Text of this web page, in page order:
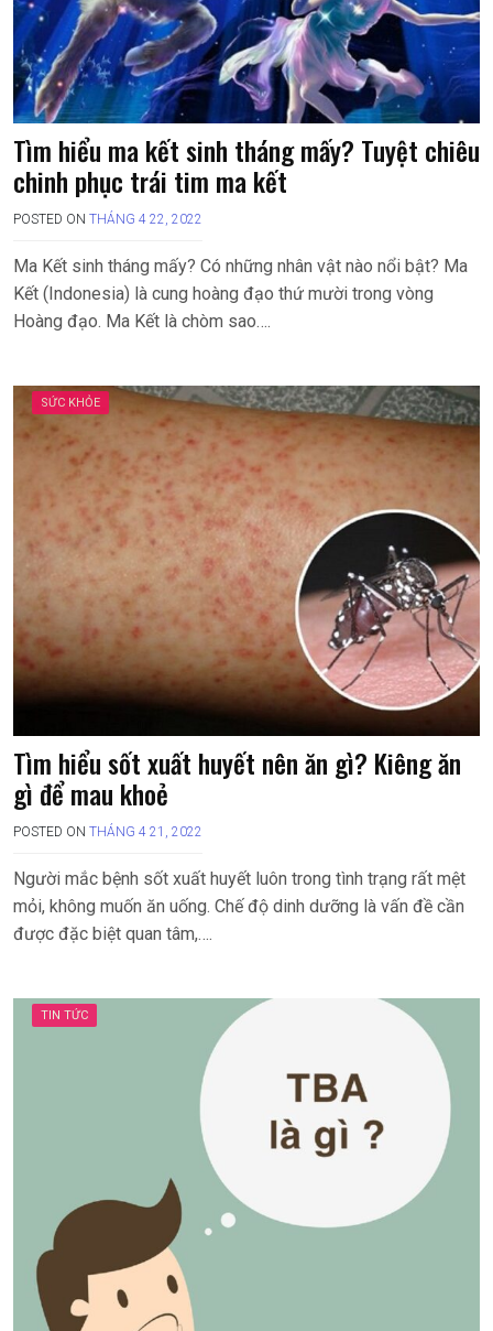
Tìm hiểu ma kết sinh tháng mấy? Tuyệt chiêu
chinh phục trái tim ma kết
POSTED ON THÁNG 4 22, 2022
Ma Kết sinh tháng mấy? Có những nhân vật nào nổi bật? Ma
Kết (Indonesia) là cung hoàng đạo thứ mười trong vòng
Hoàng đạo. Ma Kết là chòm sao….
SỨC KHỎE
Tìm hiểu sốt xuất huyết nên ăn gì? Kiêng ăn
gì để mau khoẻ
POSTED ON THÁNG 4 21, 2022
Người mắc bệnh sốt xuất huyết luôn trong tình trạng rất mệt
mỏi, không muốn ăn uống. Chế độ dinh dưỡng là vấn đề cần
được đặc biệt quan tâm,….
TIN TỨC